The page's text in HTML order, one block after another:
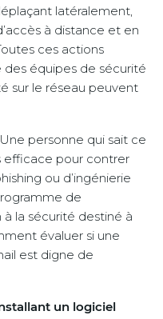
latéralement,
à distance et en
ces actions
équipes de sécurité
sur le réseau peuvent
Une personne qui sait ce
efficace pour contrer
ou d’ingénierie
de
la sécurité destiné à
évaluer si une
est digne de
un logiciel